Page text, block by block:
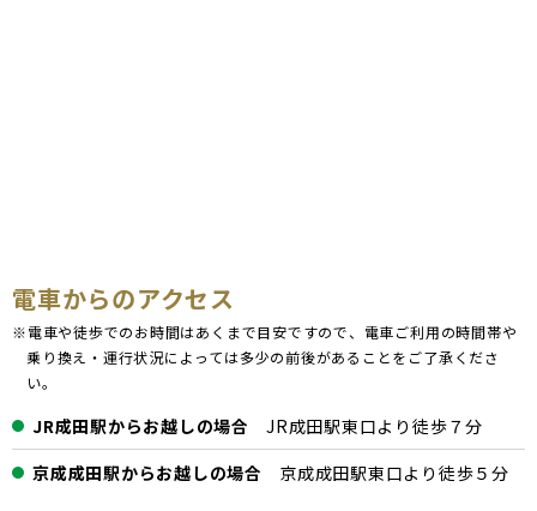
電車からのアクセス
※電車や徒歩でのお時間はあくまで目安ですので、電車ご利用の時間帯や
乗り換え・運行状況によっては多少の前後があることをご了承くださ
い。
JR成田駅からお越しの場合
JR成田駅東口より徒歩７分
京成成田駅からお越しの場合
京成成田駅東口より徒歩５分